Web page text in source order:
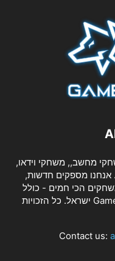
מחשב,, משחקי וידאו,
אנחנו מספקים חדשות,
הכי חמים - כולל
משחקים ישראלים.©2026 GamersPack ישראל. כל הזכויות
Contact us: